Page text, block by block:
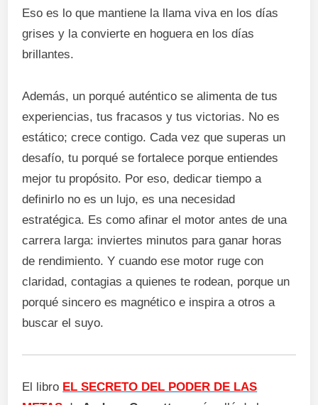
Eso es lo que mantiene la llama viva en los días
grises y la convierte en hoguera en los días
brillantes.
Además, un porqué auténtico se alimenta de tus
experiencias, tus fracasos y tus victorias. No es
estático; crece contigo. Cada vez que superas un
desafío, tu porqué se fortalece porque entiendes
mejor tu propósito. Por eso, dedicar tiempo a
definirlo no es un lujo, es una necesidad
estratégica. Es como afinar el motor antes de una
carrera larga: inviertes minutos para ganar horas
de rendimiento. Y cuando ese motor ruge con
claridad, contagias a quienes te rodean, porque un
porqué sincero es magnético e inspira a otros a
buscar el suyo.
El libro EL SECRETO DEL PODER DE LAS